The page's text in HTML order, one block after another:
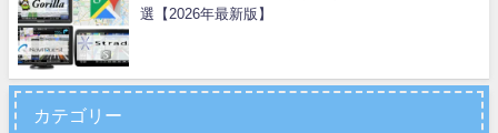
選【2026年最新版】
カテゴリー